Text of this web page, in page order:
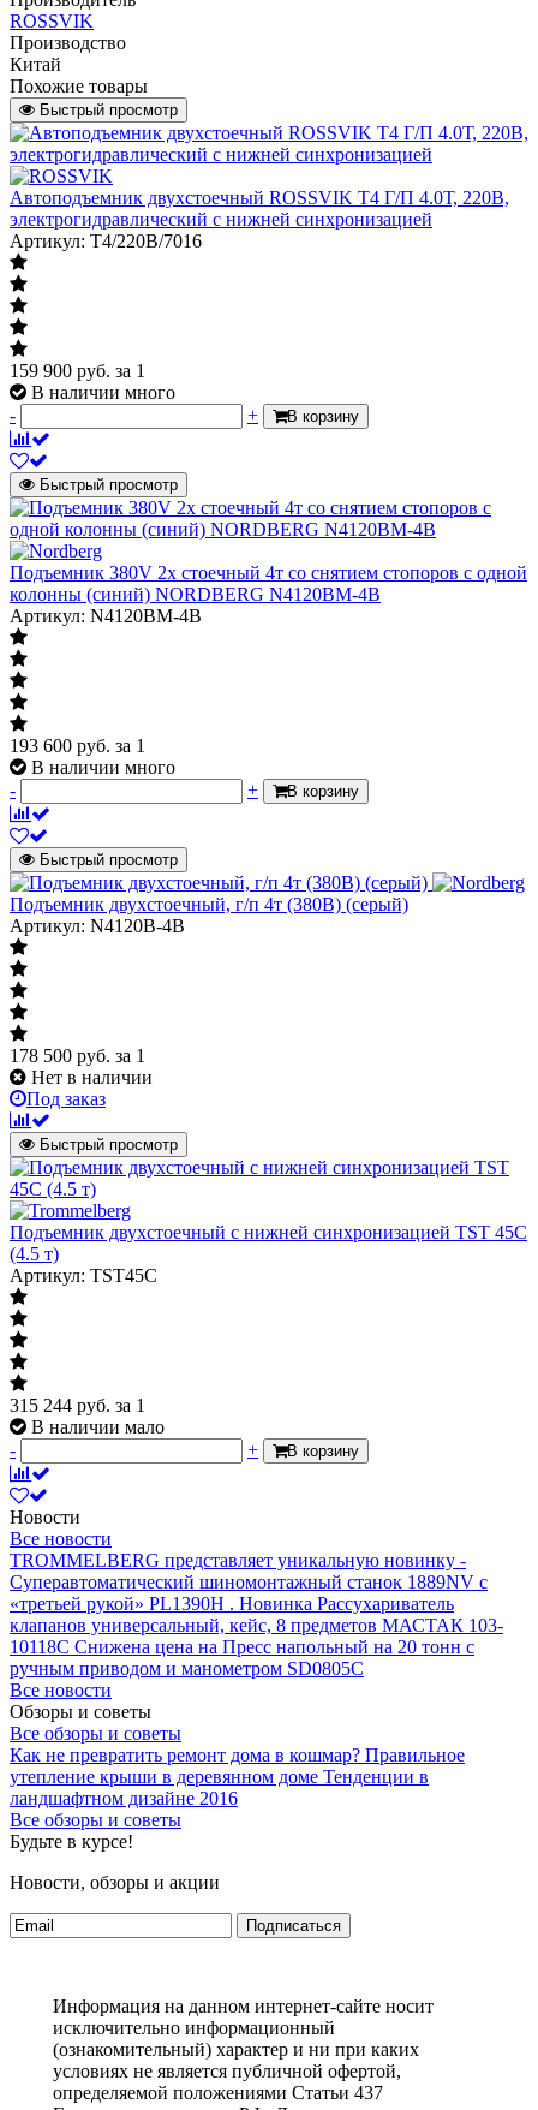
ROSSVIK
Производство
Китай
Похожие товары
Быстрый просмотр
Автоподъемник двухстоечный ROSSVIK T4 Г/П 4.0Т, 220В,
электрогидравлический с нижней синхронизацией
Артикул: T4/220В/7016
159 900 руб. за 1
В наличии много
-
+ В корзину
Быстрый просмотр
Подъемник 380V 2х стоечный 4т со снятием стопоров с одной
колонны (синий) NORDBERG N4120BM-4B
Артикул: N4120BM-4B
193 600 руб. за 1
В наличии много
-
+ В корзину
Быстрый просмотр
Подъемник двухстоечный, г/п 4т (380В) (серый)
Артикул: N4120B-4B
178 500 руб. за 1
Нет в наличии
Под заказ
Быстрый просмотр
Подъемник двухстоечный с нижней синхронизацией TST 45C
(4.5 т)
Артикул: TST45C
315 244 руб. за 1
В наличии мало
-
+ В корзину
Новости
Все новости
TROMMELBERG представляет уникальную новинку -
Суперавтоматический шиномонтажный станок 1889NV с
«третьей рукой» PL1390H . Новинка Рассухариватель
клапанов универсальный, кейс, 8 предметов МАСТАК 103-
10118C Снижена цена на Пресс напольный на 20 тонн с
ручным приводом и манометром SD0805C
Все новости
Обзоры и советы
Все обзоры и советы
Как не превратить ремонт дома в кошмар? Правильное
утепление крыши в деревянном доме Тенденции в
ландшафтном дизайне 2016
Все обзоры и советы
Будьте в курсе!
Новости, обзоры и акции
Подписаться
Информация на данном интернет-сайте носит
исключительно информационный
(ознакомительный) характер и ни при каких
условиях не является публичной офертой,
определяемой положениями Статьи 437